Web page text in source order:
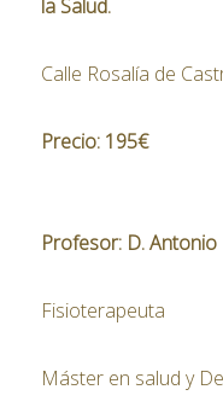
la Salud.
Calle Rosalía de
Precio: 195€
Profesor: D.
Fisioterapeuta
Máster en salud y